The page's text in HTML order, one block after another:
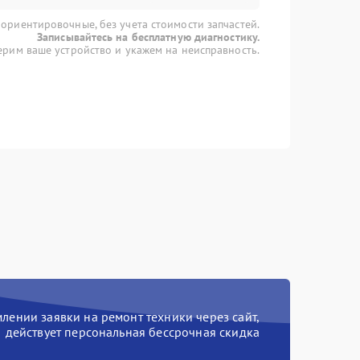
без учета стоимости запчастей.
Записывайтесь на бесплатную диагностику.
ваше устройство и укажем на неисправность.
заявки на ремонт техники через сайт,
действует персональная бессрочная скидка